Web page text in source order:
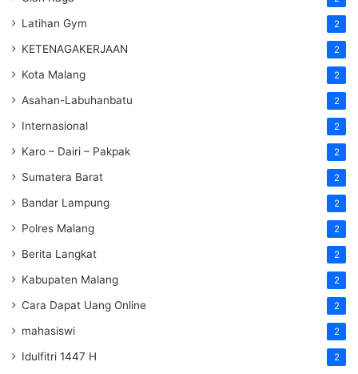
Latihan Gym 2
KETENAGAKERJAAN 2
Kota Malang 2
Asahan-Labuhanbatu 2
Internasional 2
Karo – Dairi – Pakpak 2
Sumatera Barat 2
Bandar Lampung 2
Polres Malang 2
Berita Langkat 2
Kabupaten Malang 2
Cara Dapat Uang Online 2
mahasiswi 2
Idulfitri 1447 H 2